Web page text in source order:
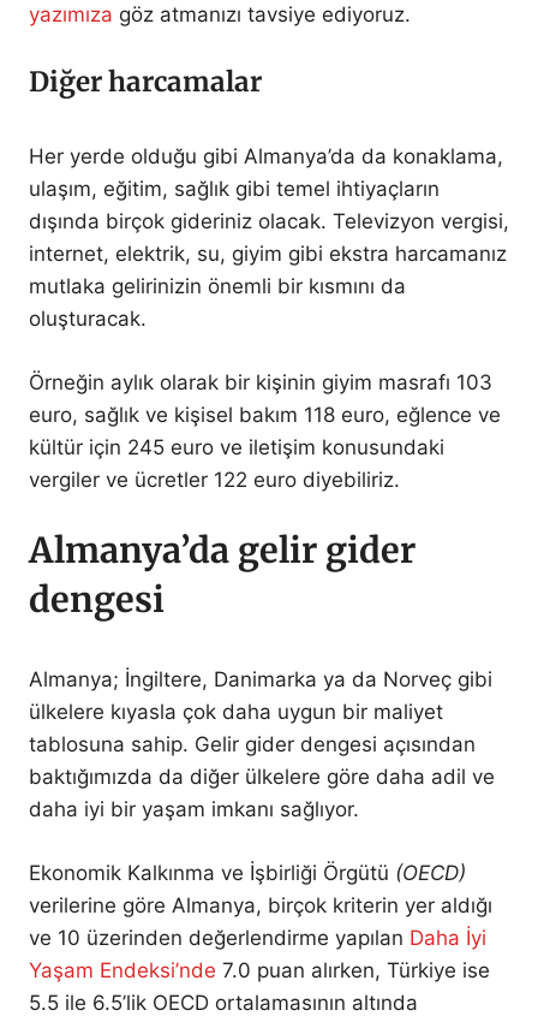
yazımıza göz atmanızı tavsiye ediyoruz.
Diğer harcamalar
Her yerde olduğu gibi Almanya’da da konaklama,
ulaşım, eğitim, sağlık gibi temel ihtiyaçların
dışında birçok gideriniz olacak. Televizyon vergisi,
internet, elektrik, su, giyim gibi ekstra harcamanız
mutlaka gelirinizin önemli bir kısmını da
oluşturacak.
Örneğin aylık olarak bir kişinin giyim masrafı 103
euro, sağlık ve kişisel bakım 118 euro, eğlence ve
kültür için 245 euro ve iletişim konusundaki
vergiler ve ücretler 122 euro diyebiliriz.
Almanya’da gelir gider
dengesi
Almanya; İngiltere, Danimarka ya da Norveç gibi
ülkelere kıyasla çok daha uygun bir maliyet
tablosuna sahip. Gelir gider dengesi açısından
baktığımızda da diğer ülkelere göre daha adil ve
daha iyi bir yaşam imkanı sağlıyor.
Ekonomik Kalkınma ve İşbirliği Örgütü (OECD)
verilerine göre Almanya, birçok kriterin yer aldığı
ve 10 üzerinden değerlendirme yapılan Daha İyi
Yaşam Endeksi’nde 7.0 puan alırken, Türkiye ise
5.5 ile 6.5’lik OECD ortalamasının altında